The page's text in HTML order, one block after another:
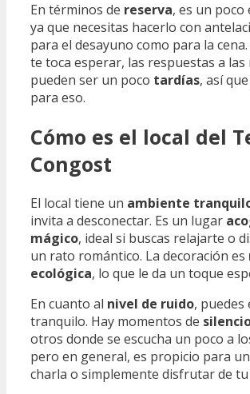
En términos de reserva, es un
ya que necesitas hacerlo con
para el desayuno como para la cena.
te toca esperar, las respuestas a las
pueden ser un poco tardías, así
para eso.
Cómo es el local del
Congost
El local tiene un ambiente
invita a desconectar. Es un lugar
mágico, ideal si buscas relajarte o
un rato romántico. La decoración es
ecológica, lo que le da un toque
En cuanto al nivel de ruido, puedes
tranquilo. Hay momentos de
otros donde se escucha un poco a
pero en general, es propicio para
charla o simplemente disfrutar de